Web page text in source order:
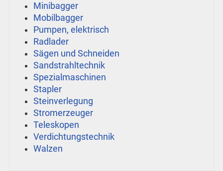
Minibagger
Mobilbagger
Pumpen, elektrisch
Radlader
Sägen und Schneiden
Sandstrahltechnik
Spezialmaschinen
Stapler
Steinverlegung
Stromerzeuger
Teleskopen
Verdichtungstechnik
Walzen